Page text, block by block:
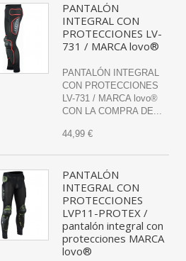
PANTALÓN
INTEGRAL CON
PROTECCIONES LV-
731 / MARCA lovo®
PANTALÓN INTEGRAL
CON PROTECCIONES
LV-731 / MARCA lovo®
CON LA COMPRA DE...
44,99 €
PANTALÓN
INTEGRAL CON
PROTECCIONES
LVP11-PROTEX /
pantalón integral con
protecciones MARCA
lovo®